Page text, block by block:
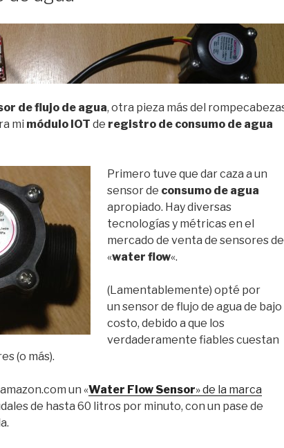
de flujo de agua, otra pieza más del
mi módulo IOT de registro de consumo de agua
Primero tuve que dar caza a un
sensor de consumo de agua
apropiado. Hay diversas
tecnologías y métricas en el
mercado de venta de sensores de
«water flow«.
(Lamentablemente) opté por
un sensor de flujo de agua de bajo
costo, debido a que los
verdaderamente fiables cuestan
(o más).
un «Water Flow Sensor» de la marca
de hasta 60 litros por minuto, con un pase de